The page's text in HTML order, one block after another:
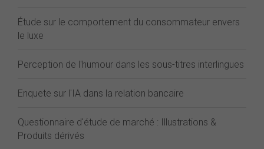
Étude sur le comportement du consommateur envers
le luxe
Perception de l'humour dans les sous-titres interlingues
Enquete sur l'IA dans la relation bancaire
Questionnaire d'étude de marché : Illustrations &
Produits dérivés